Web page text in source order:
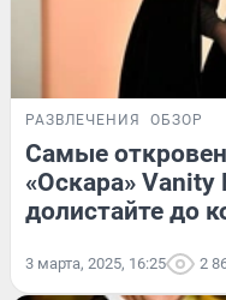
РАЗВЛЕЧЕНИЯ ОБЗОР
Самые
«Оскара» Vanity
долистайте до
3 марта, 2025, 16:25 2